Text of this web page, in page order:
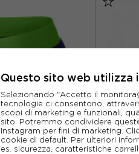
Questo sito web utilizza
Selezionando "Accetto il
tecnologie ci consentono,
scopi di marketing e funzionali,
sito. Potremmo condividere
Instagram per fini di marketing.
cookie di default. Per ulteriori
es. sicurezza, caratteristiche